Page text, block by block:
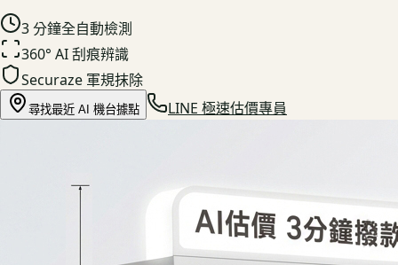
3 分鐘全自動檢測
360° AI 刮痕辨識
Securaze 軍規抹除
尋找最近 AI 機台據點 LINE 極速估價專員